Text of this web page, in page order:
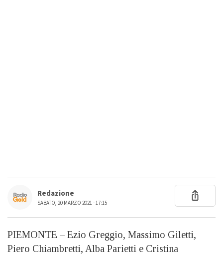
Redazione
SABATO, 20 MARZO 2021 - 17:15
PIEMONTE – Ezio Greggio, Massimo Giletti,
Piero Chiambretti, Alba Parietti e Cristina